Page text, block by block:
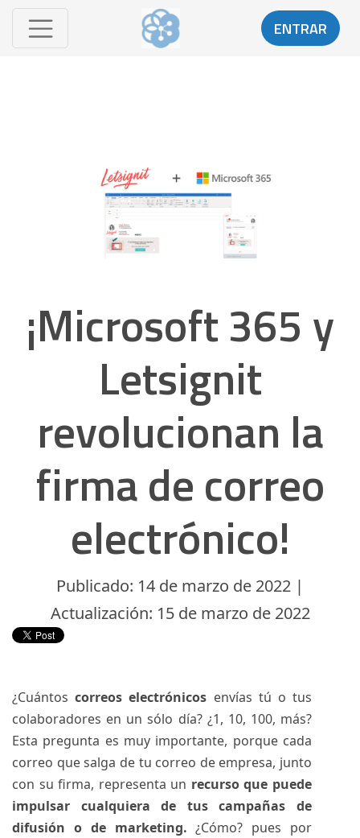
ENTRAR
¡Microsoft 365 y
Letsignit
revolucionan la
firma de correo
electrónico!
Publicado: 14 de marzo de 2022 |
Actualización: 15 de marzo de 2022
¿Cuántoscorreos electrónicos envías tú o tus
colaboradores en un sólo día? ¿1, 10, 100, más?
Esta pregunta es muy importante, porque cada
correo que salga de tu correo de empresa, junto
con su firma, representa un recurso que puede
impulsar cualquiera de tus campañas de
difusión o de marketing. ¿Cómo? pues por